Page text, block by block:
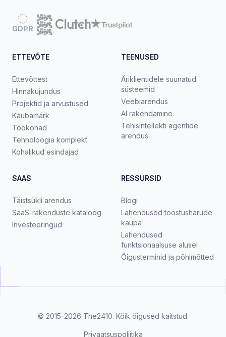
GDPR
ETTEVÕTE
Ettevõttest
Hinnakujundus
Projektid ja arvustused
Kaubamärk
Töökohad
Tehnoloogia komplekt
Kohalikud esindajad
TEENUSED
Äriklientidele suunatud
süsteemid
Veebiarendus
AI rakendamine
Tehisintellekti agentide
arendus
SAAS
Täistsükli arendus
SaaS-rakenduste kataloog
Investeeringud
RESSURSID
Blogi
Lahendused tööstusharude
kaupa
Lahendused
funktsionaalsuse alusel
Õigusterminid ja põhimõtted
© 2015-2026 The2410. Kõik õigused kaitstud.
Privaatsuspoliitika